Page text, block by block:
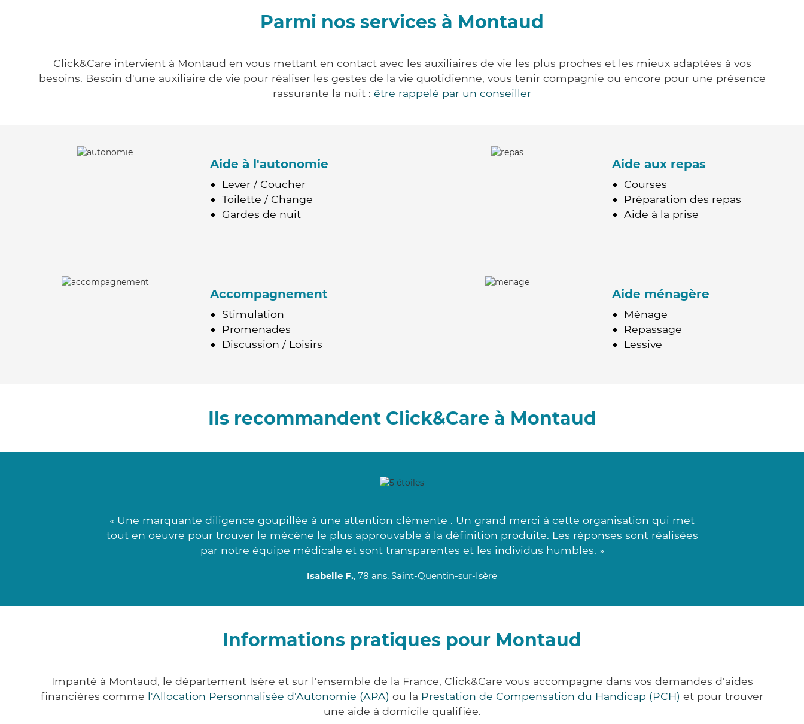
Parmi nos services à Montaud
Click&Care intervient à Montaud en vous mettant en contact avec les auxiliaires de vie les plus proches et les mieux adaptées à vos
besoins. Besoin d'une auxiliaire de vie pour réaliser les gestes de la vie quotidienne, vous tenir compagnie ou encore pour une présence
rassurante la nuit : être rappelé par un conseiller
Aide à l'autonomie
Lever / Coucher
Toilette / Change
Gardes de nuit
Aide aux repas
Courses
Préparation des repas
Aide à la prise
Accompagnement
Stimulation
Promenades
Discussion / Loisirs
Aide ménagère
Ménage
Repassage
Lessive
Ils recommandent Click&Care à Montaud
« Une marquante diligence goupillée à une attention clémente . Un grand merci à cette organisation qui met
tout en oeuvre pour trouver le mécène le plus approuvable à la définition produite. Les réponses sont réalisées
par notre équipe médicale et sont transparentes et les individus humbles. »
Isabelle F., 78 ans, Saint-Quentin-sur-Isère
Informations pratiques pour Montaud
Impanté à Montaud, le département Isère et sur l'ensemble de la France, Click&Care vous accompagne dans vos demandes d'aides
financières comme l'Allocation Personnalisée d'Autonomie (APA) ou la Prestation de Compensation du Handicap (PCH) et pour trouver
une aide à domicile qualifiée.